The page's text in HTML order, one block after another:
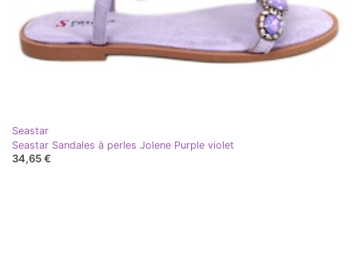
Seastar
Seastar Sandales à perles Jolene Purple violet
34,65 €